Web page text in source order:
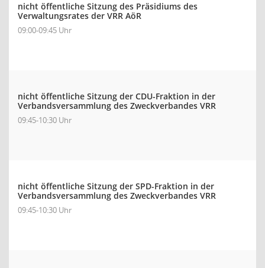
nicht öffentliche Sitzung des Präsidiums des
Verwaltungsrates der VRR AöR
09:00-09:45 Uhr
nicht öffentliche Sitzung der CDU-Fraktion in der
Verbandsversammlung des Zweckverbandes VRR
09:45-10:30 Uhr
nicht öffentliche Sitzung der SPD-Fraktion in der
Verbandsversammlung des Zweckverbandes VRR
09:45-10:30 Uhr